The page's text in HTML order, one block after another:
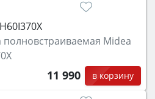
полновстраиваемая Midea
11 990 в корзину